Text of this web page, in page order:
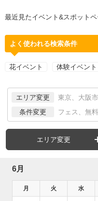
最近見たイベント&スポットペ
よく使われる検索条件
花イベント 体験イベント
エリア変更 東京、大阪市
条件変更 フェス、無
エリア変更
6月
月 火 水